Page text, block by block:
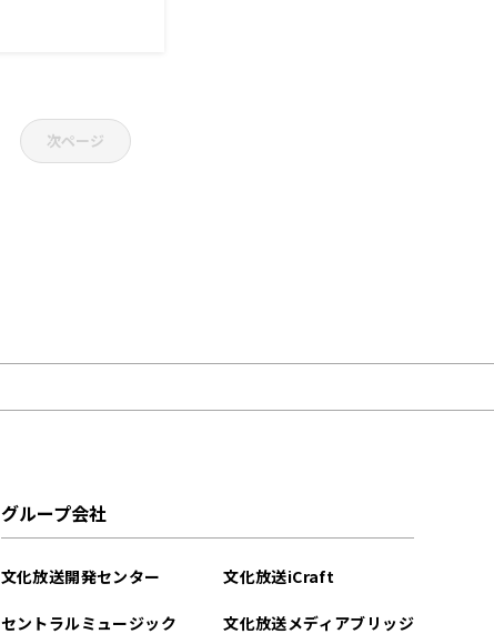
次ページ
グループ会社
文化放送開発センター
セントラルミュージック
文化放送iCraft
文化放送メディアブリッジ